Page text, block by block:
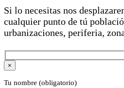
Si lo necesitas nos
cualquier punto de tú
urbanizaciones, periferia,
×
Tu nombre (obligatorio)